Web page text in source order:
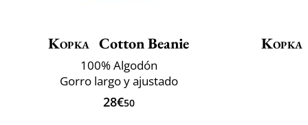
Kopka Cotton Beanie
100% Algodón
Gorro largo y ajustado
28€50
Kopka